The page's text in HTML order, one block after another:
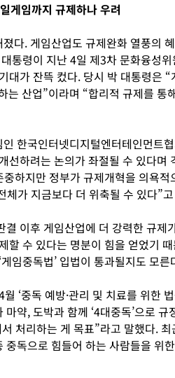
게임까지 규제하나 우려
다. 게임산업도 규제완화 열풍의
통령이 지난 4일 제3차 문화융성
대가 잔뜩 컸다. 당시 박 대통령은
는 산업”이라며 “합리적 규제를 통
한국인터넷디지털엔터테인먼트
선하려는 논의가 좌절될 수 있다며
하지만 정부가 규제개혁을 의욕
체가 지금보다 더 위축될 수 있다”
결 이후 게임산업에 더 강력한 규제
할 수 있다는 명분이 힘을 얻었기
임중독법’ 입법이 통과될지도 모
‘중독 예방·관리 및 치료를 위한
마약, 도박과 함께 ‘4대중독’으로
처리하는 게 목표”라고 말했다.
중독으로 힘들어 하는 사람들을 위